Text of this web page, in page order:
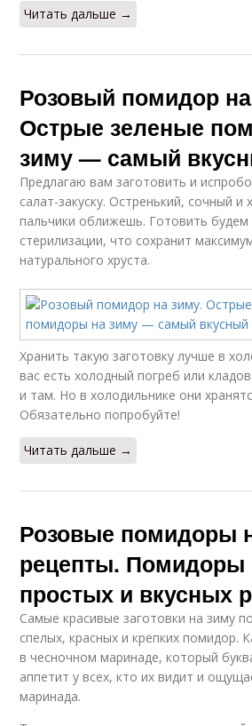
Читать дальше →
Розовый помидор
Острые зеленые
зиму — самый
Предлагаю вам заготовить и
салат-закуску. Остренький, сочный и
пальчики оближешь. Готовить будем
стерилизации, что сохранит
натурального хруста.
Хранить такую заготовку лучше в
вас есть холодный погреб или
и там. Но в холодильнике они
Обязательно попробуйте!
Читать дальше →
Розовые помидоры
рецепты. Помидоры
простых и вкусных
Самые красивые заготовки на зиму
спелых, красных и крепких помидор.
в чесночном маринаде, который
аппетит у всех, кто их видит и
маринада.